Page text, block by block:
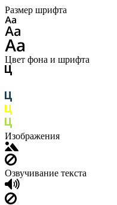
Размер шрифта
Цвет фона и шрифта
Изображения
Озвучивание текста